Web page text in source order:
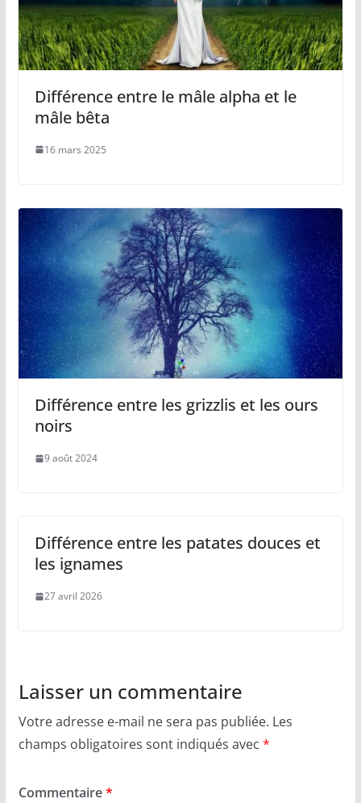
Différence entre le mâle alpha et le
mâle bêta
16 mars 2025
Différence entre les grizzlis et les ours
noirs
9 août 2024
Différence entre les patates douces et
les ignames
27 avril 2026
Laisser un commentaire
Votre adresse e-mail ne sera pas publiée. Les
champs obligatoires sont indiqués avec *
Commentaire*